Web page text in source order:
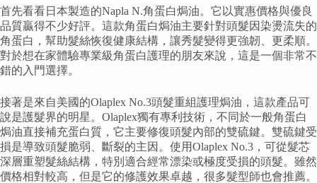
首先看看日本製造的Napla N.角蛋白焗油。它以實惠價格與優良
品質贏得不少好評。這款角蛋白焗油主要針對頭髮因染燙流失的
角蛋白，幫助髮絲恢復健康結構，讓秀髮變得更強韌、更柔順。
對於想在家體驗專業級角蛋白護理的朋友來說，這是一個非常不
錯的入門選擇。
接著是來自美國的Olaplex No.3頭髮重組護理焗油，這款產品可
說是護髮界的明星。Olaplex獨有專利技術，不同於一般角蛋白
焗油直接補充蛋白質，它主要修復頭髮內部的雙硫鍵。雙硫鍵受
損是導致頭髮脆弱、斷裂的主因。使用Olaplex No.3，可從髮芯
深層重塑髮絲結構，特別適合經常漂染或極度受損的頭髮。雖然
價格相對較高，但是它的修護效果卓越，很多髮型師也會推薦。